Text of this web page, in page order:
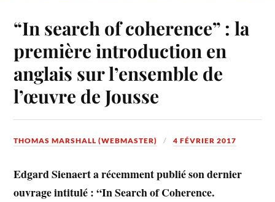
“In search of coherence” : la
première introduction en
anglais sur l’ensemble de
l’œuvre de Jousse
THOMAS MARSHALL (WEBMASTER) 4 FÉVRIER 2017
Edgard Sienaert a récemment publié son dernier
ouvrage intitulé : “In Search of Coherence.